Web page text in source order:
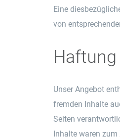
Eine
von
Unser Angebot
fremden Inhalte
Seiten
Inhalte waren